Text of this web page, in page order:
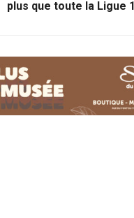
plus que toute la Ligue 1